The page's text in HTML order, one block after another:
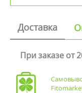
Доставка
При заказе от